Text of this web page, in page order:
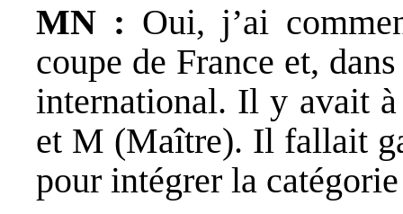
MN : Oui, j’ai
coupe de France et,
international. Il y avait
et M (Maître). Il fallait
pour intégrer la